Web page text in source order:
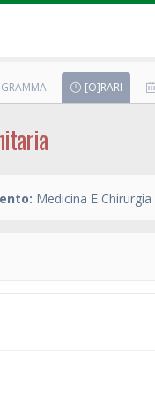
[O]RARI
Medicina E Chirurgia